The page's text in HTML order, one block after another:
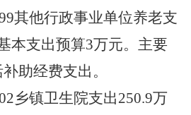
其他行政事业单位养老支
本支出预算3万元。 主要
助经费支出 。
乡镇卫生院支出250.9万